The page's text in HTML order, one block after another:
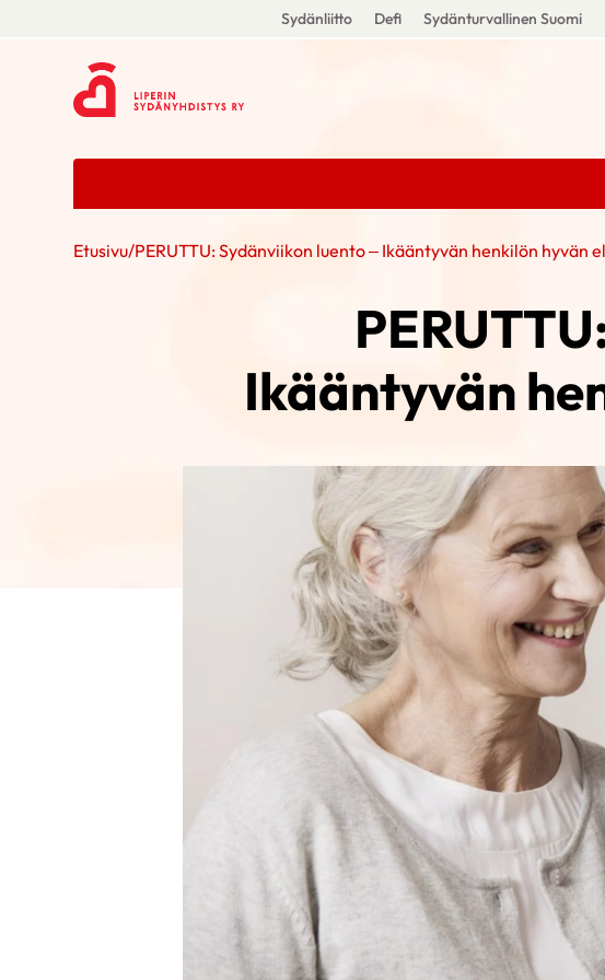
Sydänliitto Defi Sydänturvallinen Suomi
Etusivu/PERUTTU: Sydänviikon luento – Ikääntyvän henkilön hyvän
Ikääntyvän